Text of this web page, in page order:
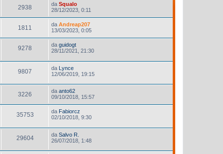
2938 da Squalo
28/12/2023, 0:11
1811 da Andreap207
13/03/2023, 0:05
9278 da guidogt
28/11/2021, 21:30
9807 da Lynce
12/06/2019, 19:15
3226 da anto62
09/10/2018, 15:57
35753 da Fabiorcz
02/10/2018, 9:30
29604 da Salvo R.
26/07/2018, 1:48